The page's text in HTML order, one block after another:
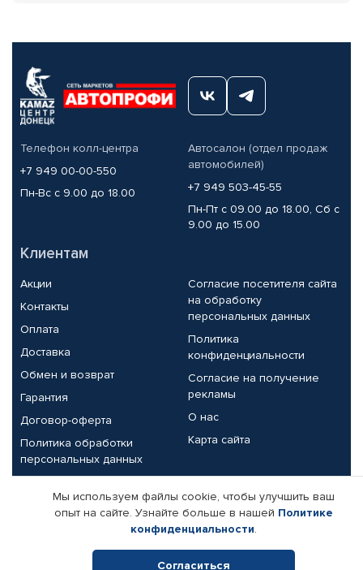
Телефон колл-центра
+7 949 00-00-550
Пн-Вс с 9.00 до 18.00
Автосалон (отдел продаж
автомобилей)
+7 949 503-45-55
Пн-Пт с 09.00 до 18.00, Сб с
9.00 до 15.00
Клиентам
Акции
Контакты
Оплата
Доставка
Обмен и возврат
Гарантия
Договор-оферта
Политика обработки
персональных данных
Согласие посетителя сайта
на обработку
персональных данных
Политика
конфиденциальности
Согласие на получение
рекламы
О нас
Карта сайта
Партнерам
Корпоративным клиентам
Поставщикам
Реквизиты компании
Мы используем файлы cookie, чтобы улучшить ваш
опыт на сайте. Узнайте больше в нашей Политике
конфиденциальности.
Согласиться